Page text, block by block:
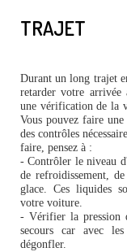
TRAJET
Durant un long trajet
retarder votre arrivée
une vérification de la
Vous pouvez faire
des contrôles
faire, pensez à :
- Contrôler le niveau
de refroidissement,
glace. Ces liquides
votre voiture.
- Vérifier la pression
secours car avec
dégonfler.